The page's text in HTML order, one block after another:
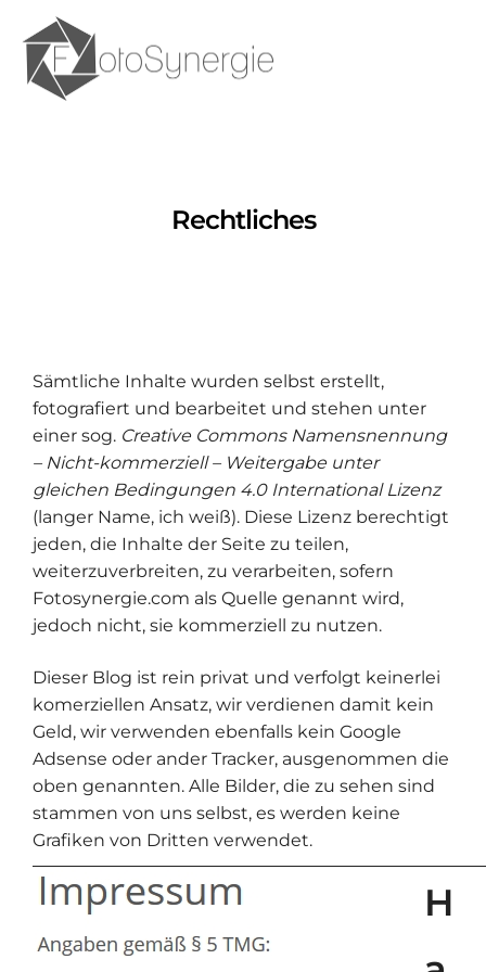
Rechtliches
Sämtliche Inhalte wurden selbst erstellt,
fotografiert und bearbeitet und stehen unter
einer sog. Creative Commons Namensnennung
– Nicht-kommerziell – Weitergabe unter
gleichen Bedingungen 4.0 International Lizenz
(langer Name, ich weiß). Diese Lizenz berechtigt
jeden, die Inhalte der Seite zu teilen,
weiterzuverbreiten, zu verarbeiten, sofern
Fotosynergie.com als Quelle genannt wird,
jedoch nicht, sie kommerziell zu nutzen.
Dieser Blog ist rein privat und verfolgt keinerlei
komerziellen Ansatz, wir verdienen damit kein
Geld, wir verwenden ebenfalls kein Google
Adsense oder ander Tracker, ausgenommen die
oben genannten. Alle Bilder, die zu sehen sind
stammen von uns selbst, es werden keine
Grafiken von Dritten verwendet.
H